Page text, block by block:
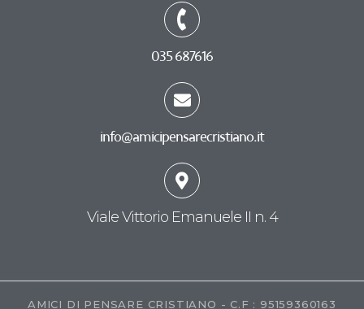
035 687616
info@amicipensarecristiano.it
Viale Vittorio Emanuele II n. 4
AMICI DI PENSARE CRISTIANO - C.F : 95159360163